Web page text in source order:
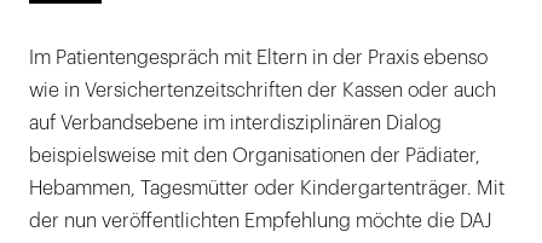
Im Patientengespräch mit Eltern in der Praxis ebenso
wie in Versichertenzeitschriften der Kassen oder auch
auf Verbandsebene im interdisziplinären Dialog
beispielsweise mit den Organisationen der Pädiater,
Hebammen, Tagesmütter oder Kindergartenträger. Mit
der nun veröffentlichten Empfehlung möchte die DAJ